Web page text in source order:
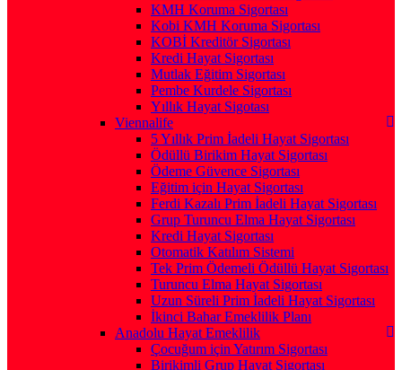
KMH Koruma Sigortası
Kobi KMH Koruma Sigortası
KOBİ Kreditör Sigortası
Kredi Hayat Sigortası
Mutlak Eğitim Sigortası
Pembe Kurdele Sigortası
Yıllık Hayat Sigotası
Viennalife
5 Yıllık Prim İadeli Hayat Sigortası
Ödüllü Birikim Hayat Sigortası
Ödeme Güvence Sigortası
Eğitim için Hayat Sigortası
Ferdi Kazalı Prim İadeli Hayat Sigortası
Grup Turuncu Elma Hayat Sigortası
Kredi Hayat Sigortası
Otomatik Katılım Sistemi
Tek Prim Ödemeli Ödüllü Hayat Sigortası
Turuncu Elma Hayat Sigortası
Uzun Süreli Prim İadeli Hayat Sigortası
İkinci Bahar Emeklilik Planı
Anadolu Hayat Emeklilik
Çocuğum için Yatırım Sigortası
Birikimli Grup Hayat Sigortası